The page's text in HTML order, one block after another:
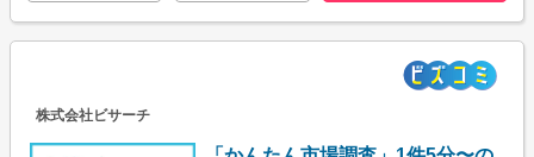
株式会社ビサーチ